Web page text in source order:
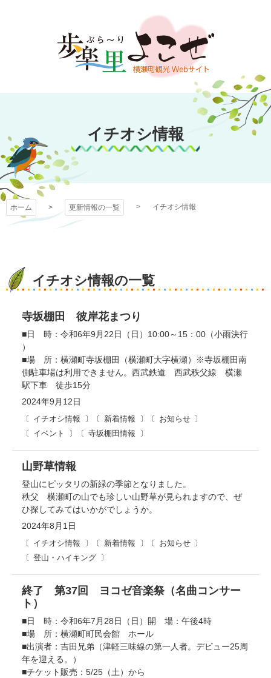
文
キ
プ
歩楽～里（ぶら～
り）よこぜ
イチオシ情報
ホーム 更新情報の一覧 イチオシ情報
イチオシ情報の一覧
2024年9月12日
イチオシ情報 新着情報
お知らせ
イベント
寺坂棚田情報
寺坂棚田 彼岸花まつり
■日 時：令和6年9月22日（日）10:00～15：00（小雨決行
）
■場 所：横瀬町寺坂棚田（横瀬町大字横瀬）※寺坂棚田南
側駐車場は利用できません。西武鉄道 西武秩父線 横瀬
駅下車 徒歩15分
2024年8月1日
イチオシ情報 新着情報
お知らせ
登山・ハイキング
山野草情報
登山にピッタリの新緑の季節となりました。
秩父 横瀬町の山でも珍しい山野草が見られますので、ぜ
ひ探してみてはいかがでしょうか。
終了 第37回 ヨコゼ音楽祭（名曲コンサー
ト）
■日 時：令和6年7月28日（日）開 場：午後4時
■場 所：横瀬町町民会館 ホール
■出演者：吉田兄弟（津軽三味線の第一人者。デビュー25周
年を迎える。）
■チケット販売：5/25（土）から